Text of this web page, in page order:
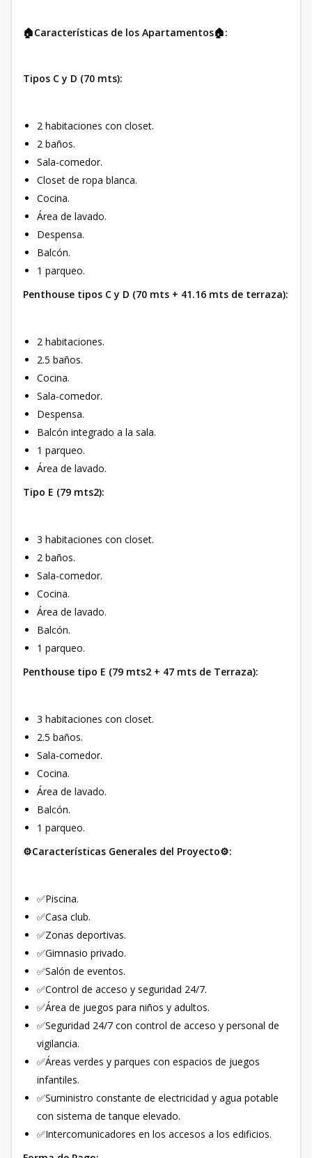
🏠Características de los Apartamentos🏠:
Tipos C y D (70 mts):
2 habitaciones con closet.
2 baños.
Sala-comedor.
Closet de ropa blanca.
Cocina.
Área de lavado.
Despensa.
Balcón.
1 parqueo.
Penthouse tipos C y D (70 mts + 41.16 mts de terraza):
2 habitaciones.
2.5 baños.
Cocina.
Sala-comedor.
Despensa.
Balcón integrado a la sala.
1 parqueo.
Área de lavado.
Tipo E (79 mts2):
3 habitaciones con closet.
2 baños.
Sala-comedor.
Cocina.
Área de lavado.
Balcón.
1 parqueo.
Penthouse tipo E (79 mts2 + 47 mts de Terraza):
3 habitaciones con closet.
2.5 baños.
Sala-comedor.
Cocina.
Área de lavado.
Balcón.
1 parqueo.
⚙️Características Generales del Proyecto⚙️:
✅Piscina.
✅Casa club.
✅Zonas deportivas.
✅Gimnasio privado.
✅Salón de eventos.
✅Control de acceso y seguridad 24/7.
✅Área de juegos para niños y adultos.
✅Seguridad 24/7 con control de acceso y personal de
vigilancia.
✅Áreas verdes y parques con espacios de juegos
infantiles.
✅Suministro constante de electricidad y agua potable
con sistema de tanque elevado.
✅Intercomunicadores en los accesos a los edificios.